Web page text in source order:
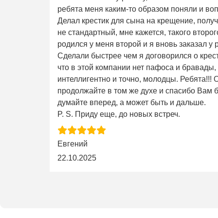
ребята меня каким-то образом поняли и
Делал крестик для сына на крещение,
не стандартный, мне кажется, такого
родился у меня второй и я вновь заказал у
Сделали быстрее чем я договорился о
что в этой компании нет пафоса и
интеллигентно и точно, молодцы. Ребята!!!
продолжайте в том же духе и спасибо Вам
думайте вперед, а может быть и дальше.
P. S. Приду еще, до новых встреч.
Евгений
22.10.2025